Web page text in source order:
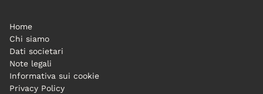
Home
Chi siamo
Dati societari
Note legali
Informativa sui cookie
Privacy Policy